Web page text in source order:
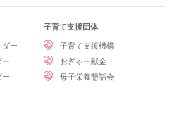
ダー
ー
ー
子育て支援団体
子育て支援機構
おぎゃー献金
母子栄養懇話会